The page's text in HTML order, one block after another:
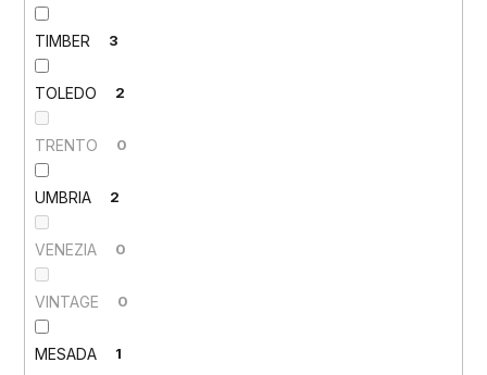
TIMBER 3
TOLEDO 2
TRENTO 0
UMBRIA 2
VENEZIA 0
VINTAGE 0
MESADA 1